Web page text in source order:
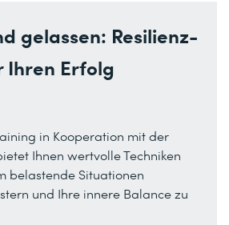
gelassen: Resilienz-
Ihren Erfolg
in Kooperation mit der
Ihnen wertvolle Techniken
belastende Situationen
und Ihre innere Balance zu